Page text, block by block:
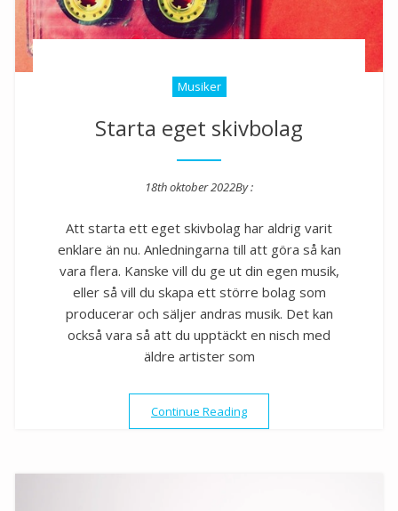
Musiker
Starta eget skivbolag
18th oktober 2022By :
Att starta ett eget skivbolag har aldrig varit
enklare än nu. Anledningarna till att göra så kan
vara flera. Kanske vill du ge ut din egen musik,
eller så vill du skapa ett större bolag som
producerar och säljer andras musik. Det kan
också vara så att du upptäckt en nisch med
äldre artister som
Continue Reading”Starta eget skivbolag”